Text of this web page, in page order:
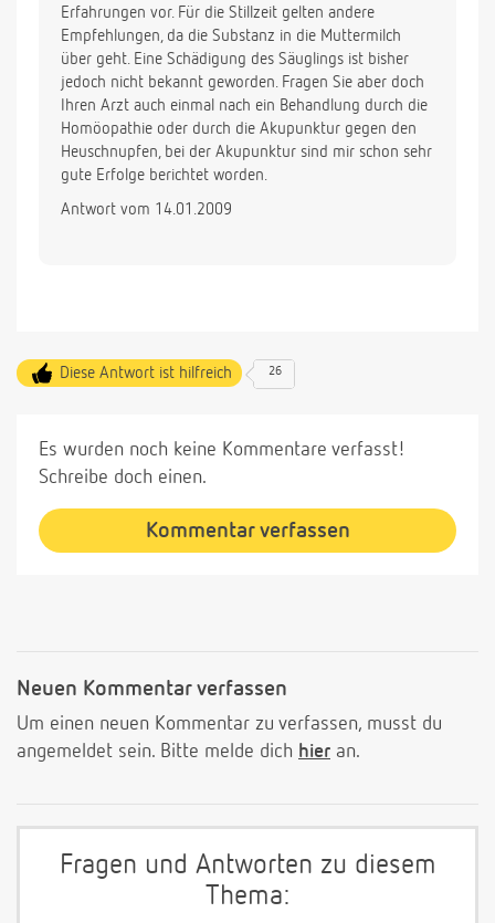
Erfahrungen vor. Für die Stillzeit gelten andere
Empfehlungen, da die Substanz in die Muttermilch
über geht. Eine Schädigung des Säuglings ist bisher
jedoch nicht bekannt geworden. Fragen Sie aber doch
Ihren Arzt auch einmal nach ein Behandlung durch die
Homöopathie oder durch die Akupunktur gegen den
Heuschnupfen, bei der Akupunktur sind mir schon sehr
gute Erfolge berichtet worden.
Antwort vom 14.01.2009
Diese Antwort ist hilfreich 26
Es wurden noch keine Kommentare verfasst!
Schreibe doch einen.
Kommentar verfassen
Neuen Kommentar verfassen
Um einen neuen Kommentar zu verfassen, musst du
angemeldet sein. Bitte melde dich hier an.
Fragen und Antworten zu diesem
Thema: